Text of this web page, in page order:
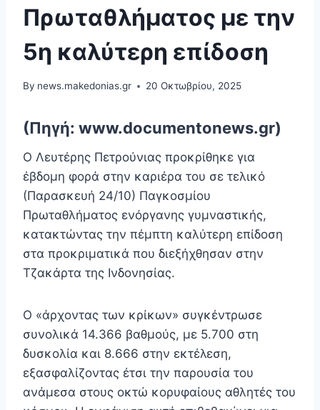
Πρωταθλήματος με την
5η καλύτερη επίδοση
By news.makedonias.gr 20 Οκτωβρίου, 2025
(Πηγή: www.documentonews.gr)
Ο Λευτέρης Πετρούνιας προκρίθηκε για
έβδομη φορά στην καριέρα του σε τελικό
(Παρασκευή 24/10) Παγκοσμίου
Πρωταθλήματος ενόργανης γυμναστικής,
κατακτώντας την πέμπτη καλύτερη επίδοση
στα προκριματικά που διεξήχθησαν στην
Τζακάρτα της Ινδονησίας.
Ο «άρχοντας των κρίκων» συγκέντρωσε
συνολικά 14.366 βαθμούς, με 5.700 στη
δυσκολία και 8.666 στην εκτέλεση,
εξασφαλίζοντας έτσι την παρουσία του
ανάμεσα στους οκτώ κορυφαίους αθλητές του